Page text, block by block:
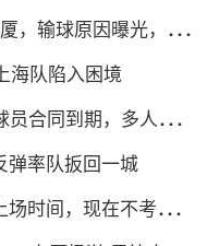
，输球原因曝光，3人
海队陷入困境
合同到期，多人或遭
弹率队扳回一城
时间，现在不考虑总